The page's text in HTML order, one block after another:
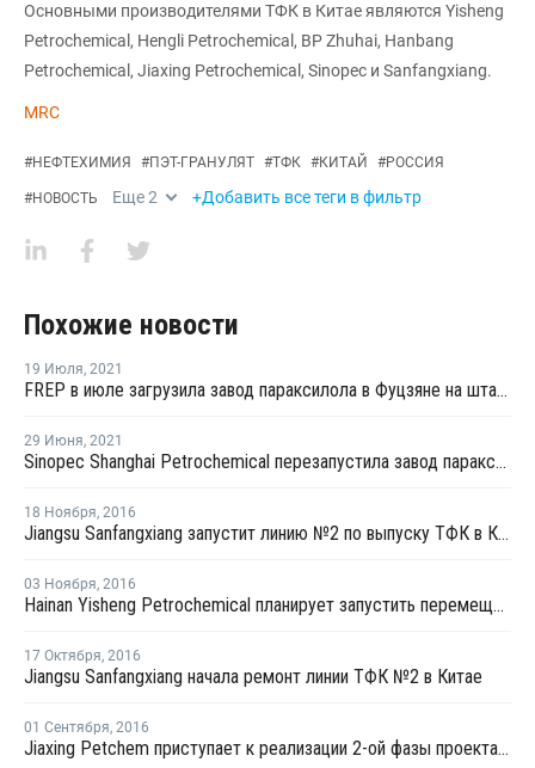
Основными производителями ТФК в Китае являются Yisheng
Petrochemical, Hengli Petrochemical, BP Zhuhai, Hanbang
Petrochemical, Jiaxing Petrochemical, Sinopec и Sanfangxiang.
MRC
#НЕФТЕХИМИЯ #ПЭТ-ГРАНУЛЯТ #ТФК #КИТАЙ #РОССИЯ
#НОВОСТЬ Еще2 +Добавить все теги в фильтр
Похожие новости
19 Июля, 2021
FREP в июле загрузила завод параксилола в Фуцзяне на штатном уровне
29 Июня, 2021
Sinopec Shanghai Petrochemical перезапустила завод параксилола № 1 после планового ремонта
18 Ноября, 2016
Jiangsu Sanfangxiang запустит линию №2 по выпуску ТФК в Китае на этой неделе
03 Ноября, 2016
Hainan Yisheng Petrochemical планирует запустить перемещенный завод ПЭТ в марте 2017 года
17 Октября, 2016
Jiangsu Sanfangxiang начала ремонт линии ТФК №2 в Китае
01 Сентября, 2016
Jiaxing Petchem приступает к реализации 2-ой фазы проекта по наращиванию мощностей ТФК в Китае